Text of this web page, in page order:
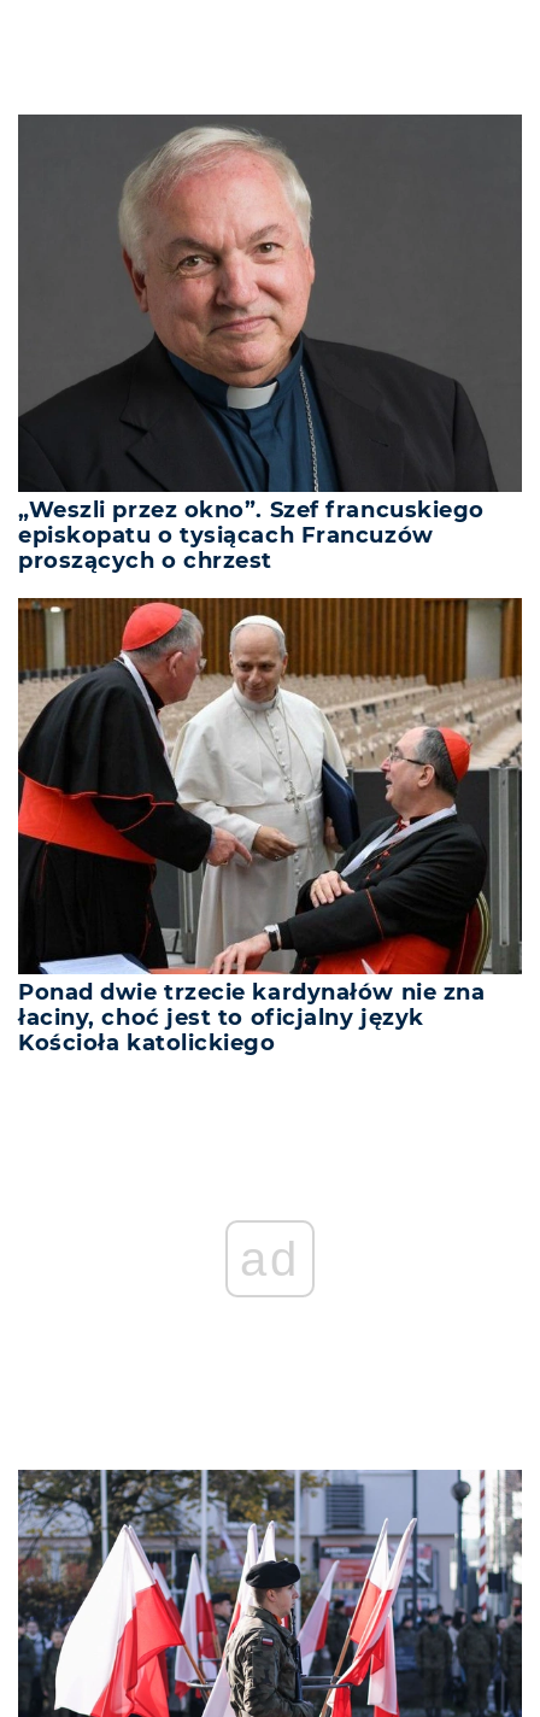
„Weszli przez okno”. Szef francuskiego
episkopatu o tysiącach Francuzów
proszących o chrzest
Ponad dwie trzecie kardynałów nie zna
łaciny, choć jest to oficjalny język
Kościoła katolickiego